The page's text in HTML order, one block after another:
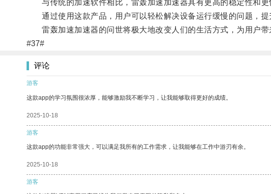
与传统的加速软件相比，雷轰加速加速器具有更高的稳定性和更
通过使用这款产品，用户可以轻松解决设备运行缓慢的问题，提
雷轰加速加速器的问世将极大地改变人们的生活方式，为用户带
#37#
评论
游客
这款app的学习氛围很浓厚，能够激励我不断学习，让我能够取得更好的成绩。
2025-10-18
游客
这款app的功能非常强大，可以满足我所有的工作需求，让我能够在工作中游刃有余。
2025-10-18
游客